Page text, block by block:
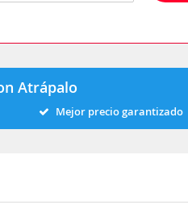
Atrápalo
Mejor precio garantizado